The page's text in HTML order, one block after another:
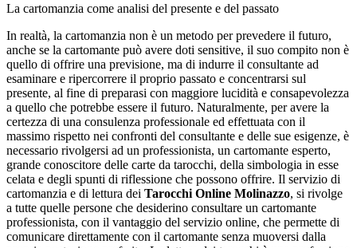
La cartomanzia come analisi del presente e del passato
In realtà, la cartomanzia non è un metodo per prevedere il futuro,
anche se la cartomante può avere doti sensitive, il suo compito non è
quello di offrire una previsione, ma di indurre il consultante ad
esaminare e ripercorrere il proprio passato e concentrarsi sul
presente, al fine di preparasi con maggiore lucidità e consapevolezza
a quello che potrebbe essere il futuro. Naturalmente, per avere la
certezza di una consulenza professionale ed effettuata con il
massimo rispetto nei confronti del consultante e delle sue esigenze, è
necessario rivolgersi ad un professionista, un cartomante esperto,
grande conoscitore delle carte da tarocchi, della simbologia in esse
celata e degli spunti di riflessione che possono offrire. Il servizio di
cartomanzia e di lettura dei Tarocchi Online Molinazzo, si rivolge
a tutte quelle persone che desiderino consultare un cartomante
professionista, con il vantaggio del servizio online, che permette di
comunicare direttamente con il cartomante senza muoversi dalla